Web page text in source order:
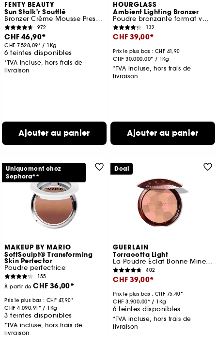
FENTY BEAUTY
Sun Stalk'r Soufflé
Bronzer Crème Mousse Pressée
972
CHF 46,90
CHF 7.528,09 / 1Kg
6 teintes disponibles
*TVA incluse, hors frais de
livraison
Ajouter au panier
HOURGLASS
Ambient Lighting Bronzer
Poudre bronzante format voyage
132
CHF 39,00
Prix le plus bas : CHF 41,90
CHF 30.000,00 / 1Kg
*TVA incluse, hors frais de
livraison
Ajouter au panier
MAKEUP BY MARIO
SoftSculpt® Transforming
Skin Perfector
Poudre perfectrice
155
À partir deCHF 36,00
Prix le plus bas :CHF 47,90
CHF 4.090,91 / 1Kg
3 teintes disponibles
*TVA incluse, hors frais de
livraison
Uniquement chez
Sephora**
GUERLAIN
Terracotta Light
La Poudre Éclat Bonne Mine Naturelle
402
CHF 39,00
Prix le plus bas :CHF 75,40
CHF 3.900,00 / 1Kg
6 teintes disponibles
*TVA incluse, hors frais de
livraison
Deal